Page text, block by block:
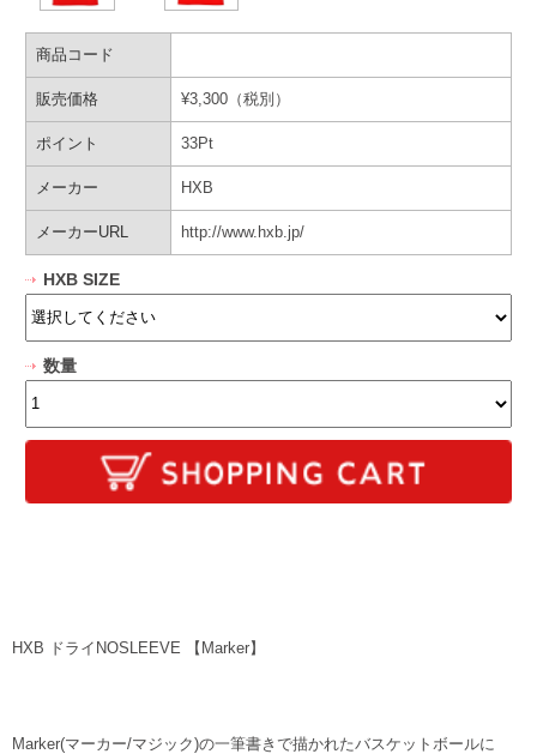
商品コード
販売価格 ¥3,300（税別）
ポイント 33Pt
メーカー HXB
メーカーURL http://www.hxb.jp/
HXB SIZE
数量
HXB ドライNOSLEEVE 【Marker】
Marker(マーカー/マジック)の一筆書きで描かれたバスケットボールに